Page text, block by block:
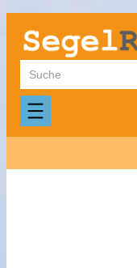
Suchen